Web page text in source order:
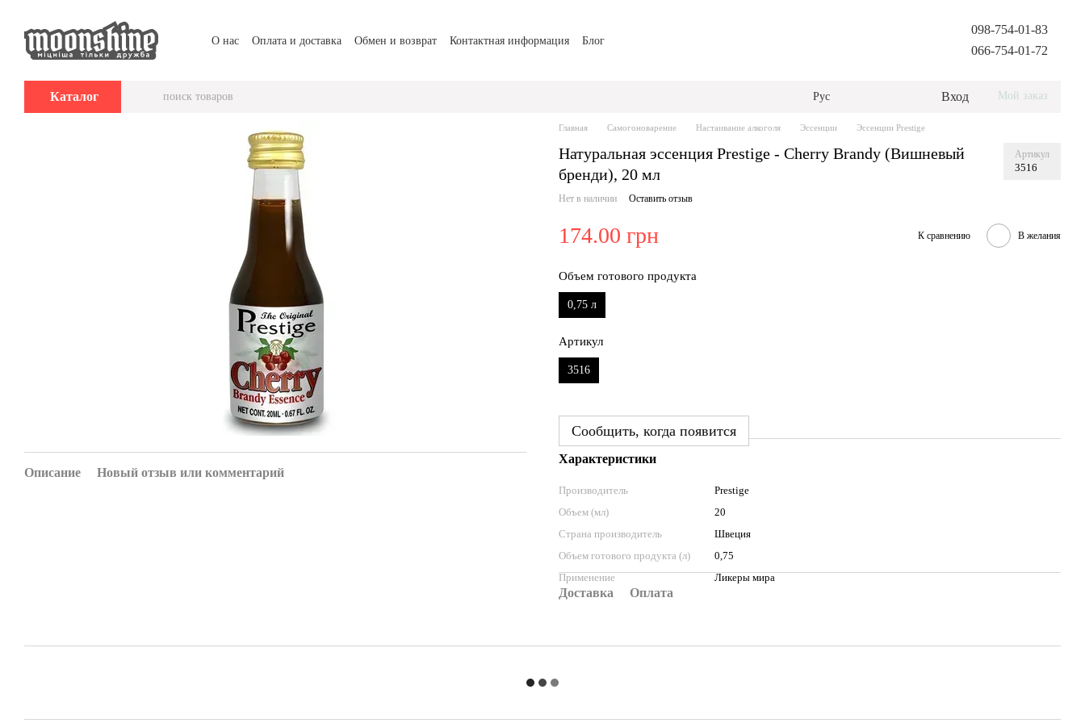
О нас Оплата и доставка Обмен и возврат Контактная информация Блог
098-754-01-83
066-754-01-72
Каталог Рус Вход Мой заказ
Описание Новый отзыв или комментарий
Главная Самогоноварение Настаивание алкоголя Эссенции Эссенции Prestige
Натуральная эссенция Prestige - Cherry Brandy (Вишневый
бренди), 20 мл
Артикул
3516
Нет в наличии Оставить отзыв
174.00 грн К сравнению В желания
Объем готового продукта
0,75 л
Артикул
3516
Сообщить, когда появится
Характеристики
Производитель
Prestige
Объем (мл)
20
Страна производитель
Швеция
Объем готового продукта (л)
0,75
Применение
Ликеры мира
Доставка Оплата